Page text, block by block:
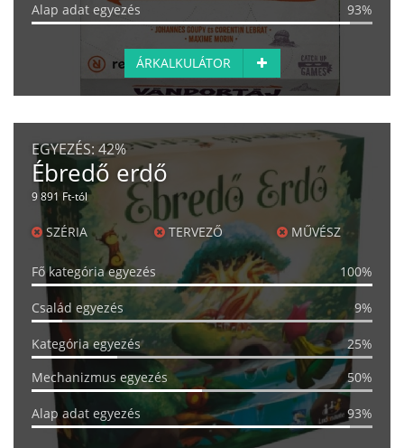
Alap adat egyezés 93%
ÁRKALKULÁTOR
EGYEZÉS: 42%
Ébredő erdő
9 891 Ft-tól
SZÉRIA TERVEZŐ MŰVÉSZ
Fő kategória egyezés 100%
Család egyezés 9%
Kategória egyezés
25%
Mechanizmus egyezés
50%
Alap adat egyezés 93%